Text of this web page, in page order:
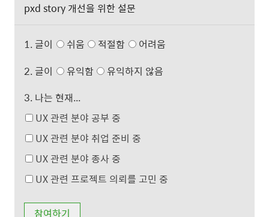
pxd story 개선을 위한 설문
1. 글이 쉬움 적절함
어려움
2. 글이
유익함
유익하지 않음
3. 나는 현재...
UX 관련 분야 공부 중
UX 관련 분야 취업 준비 중
UX 관련 분야 종사 중
UX 관련 프로젝트 의뢰를 고민 중